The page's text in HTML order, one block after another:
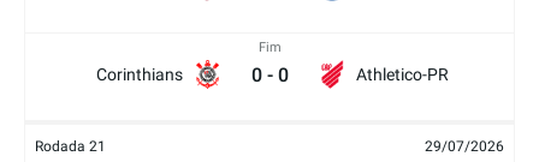
Corinthians
Fim
0 - 0 Athletico-PR
Rodada 21 29/07/2026